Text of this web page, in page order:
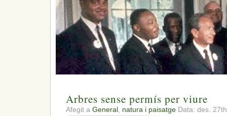
Arbres sense permís per viure
Afegit a General natura i paisatge Data: des.